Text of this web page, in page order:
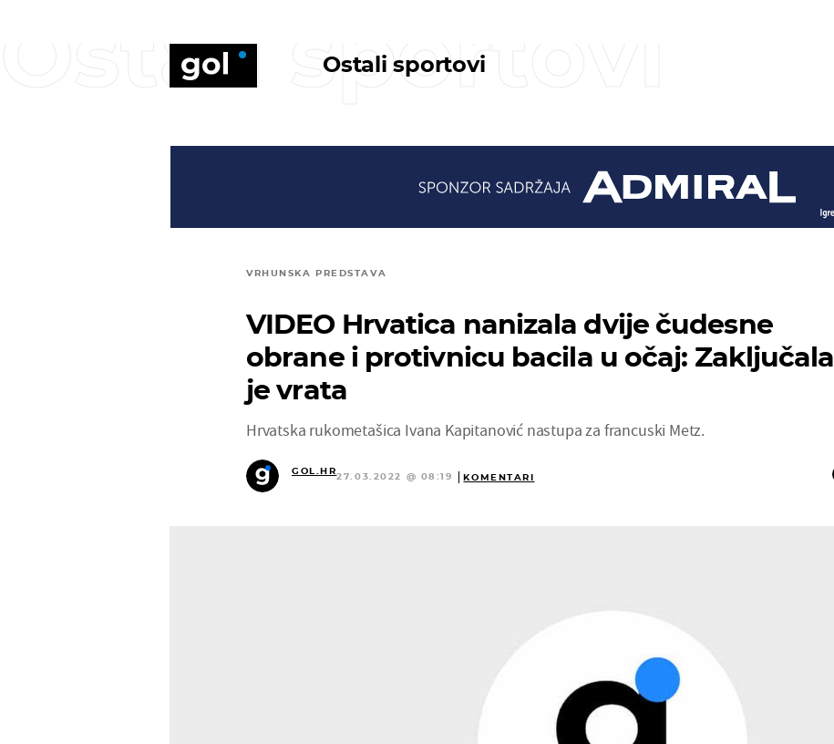
Ostali sportovi
Ostali sportovi
VRHUNSKA PREDSTAVA
VIDEO Hrvatica nanizala dvije čudesne
obrane i protivnicu bacila u očaj: Zaključala
je vrata
Hrvatska rukometašica Ivana Kapitanović nastupa za francuski Metz.
GOL.HR
27.03.2022 @ 08:19 KOMENTARI